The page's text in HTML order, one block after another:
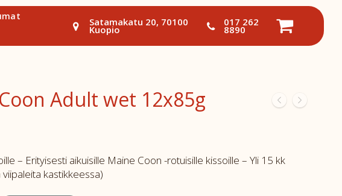
Satamakatu 20, 70100
Kuopio
017 262
8890
Adult wet 12x85g
– Erityisesti aikuisille Maine Coon -rotuisille kissoille – Yli 15 kk
viipaleita kastikkeessa)